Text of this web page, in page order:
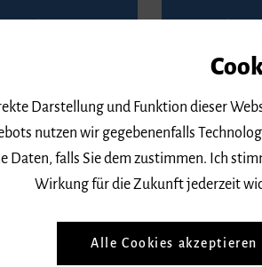
betragen
und
Vorlage
6 € für
zur Förderung
e. V.
mit
Merkzeichen
BZ-
Kaiser-
79098
Telefon
Darstellung und Funktion dieser
nutzen wir gegebenenfalls
Daten, falls Sie dem zustimmen. Ich
Wirkung für die Zukunft jederzeit
Alle Cookies akzeptieren